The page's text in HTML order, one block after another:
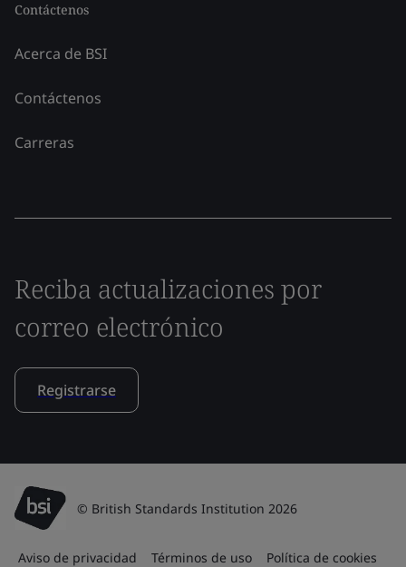
Contáctenos
Acerca de BSI
Contáctenos
Carreras
Reciba actualizaciones por
correo electrónico
Registrarse
© British Standards Institution 2026
Aviso de privacidad Términos de uso Política de cookies